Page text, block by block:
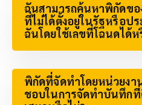
ฉันสามารถค้นหาพิกัดข
ที่ไม่ได้ตั้งอยู่ในรัฐหรือป
ฉันโดยใช้เลขที่โฉนดได้ห
พิกัดที่จัดทำโดยหน่วยงา
ชอบในการจัดทำบันทึก